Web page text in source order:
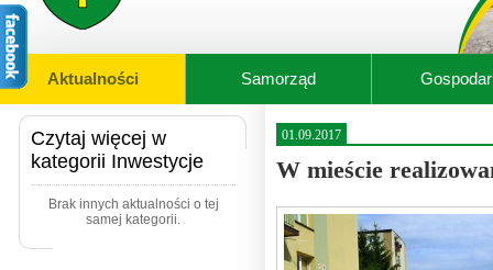
Aktualności Samorząd
Czytaj więcej w
kategorii Inwestycje
Brak innych aktualności o tej
samej kategorii.
01.09.2017
W mieście